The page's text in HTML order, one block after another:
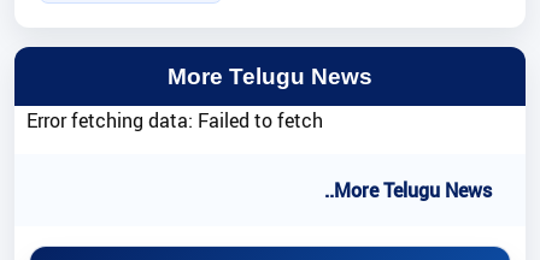
More Telugu News
Error fetching data: Failed to fetch
..More Telugu News